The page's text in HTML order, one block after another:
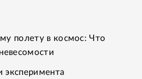
полету в космос: Что
эксперимента